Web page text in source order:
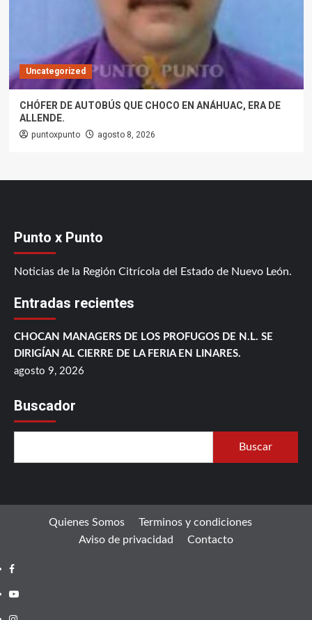
Uncategorized
CHÓFER DE AUTOBÚS QUE CHOCO EN ANÁHUAC, ERA DE
ALLENDE.
puntoxpunto agosto 8, 2026
Punto x Punto
Noticias de la Región Citrícola del Estado de Nuevo León.
Entradas recientes
CHOCAN MANAGERS DE LOS PROFUGOS DE N.L. SE
DIRIGÍAN AL CIERRE DE LA FERIA EN LINARES.
agosto 9, 2026
Buscador
Buscar
Quienes Somos
Terminos y condiciones
Aviso de privacidad
Contacto
Facebook
Youtube